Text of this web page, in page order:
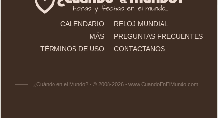
CALENDARIO
RELOJ MUNDIAL
MÁS
PREGUNTAS FRECUENTES
TÉRMINOS DE USO
CONTACTANOS
¿Cuándo en el Mundo? - © 2008-2026 - www.CuandoEnElMundo.com